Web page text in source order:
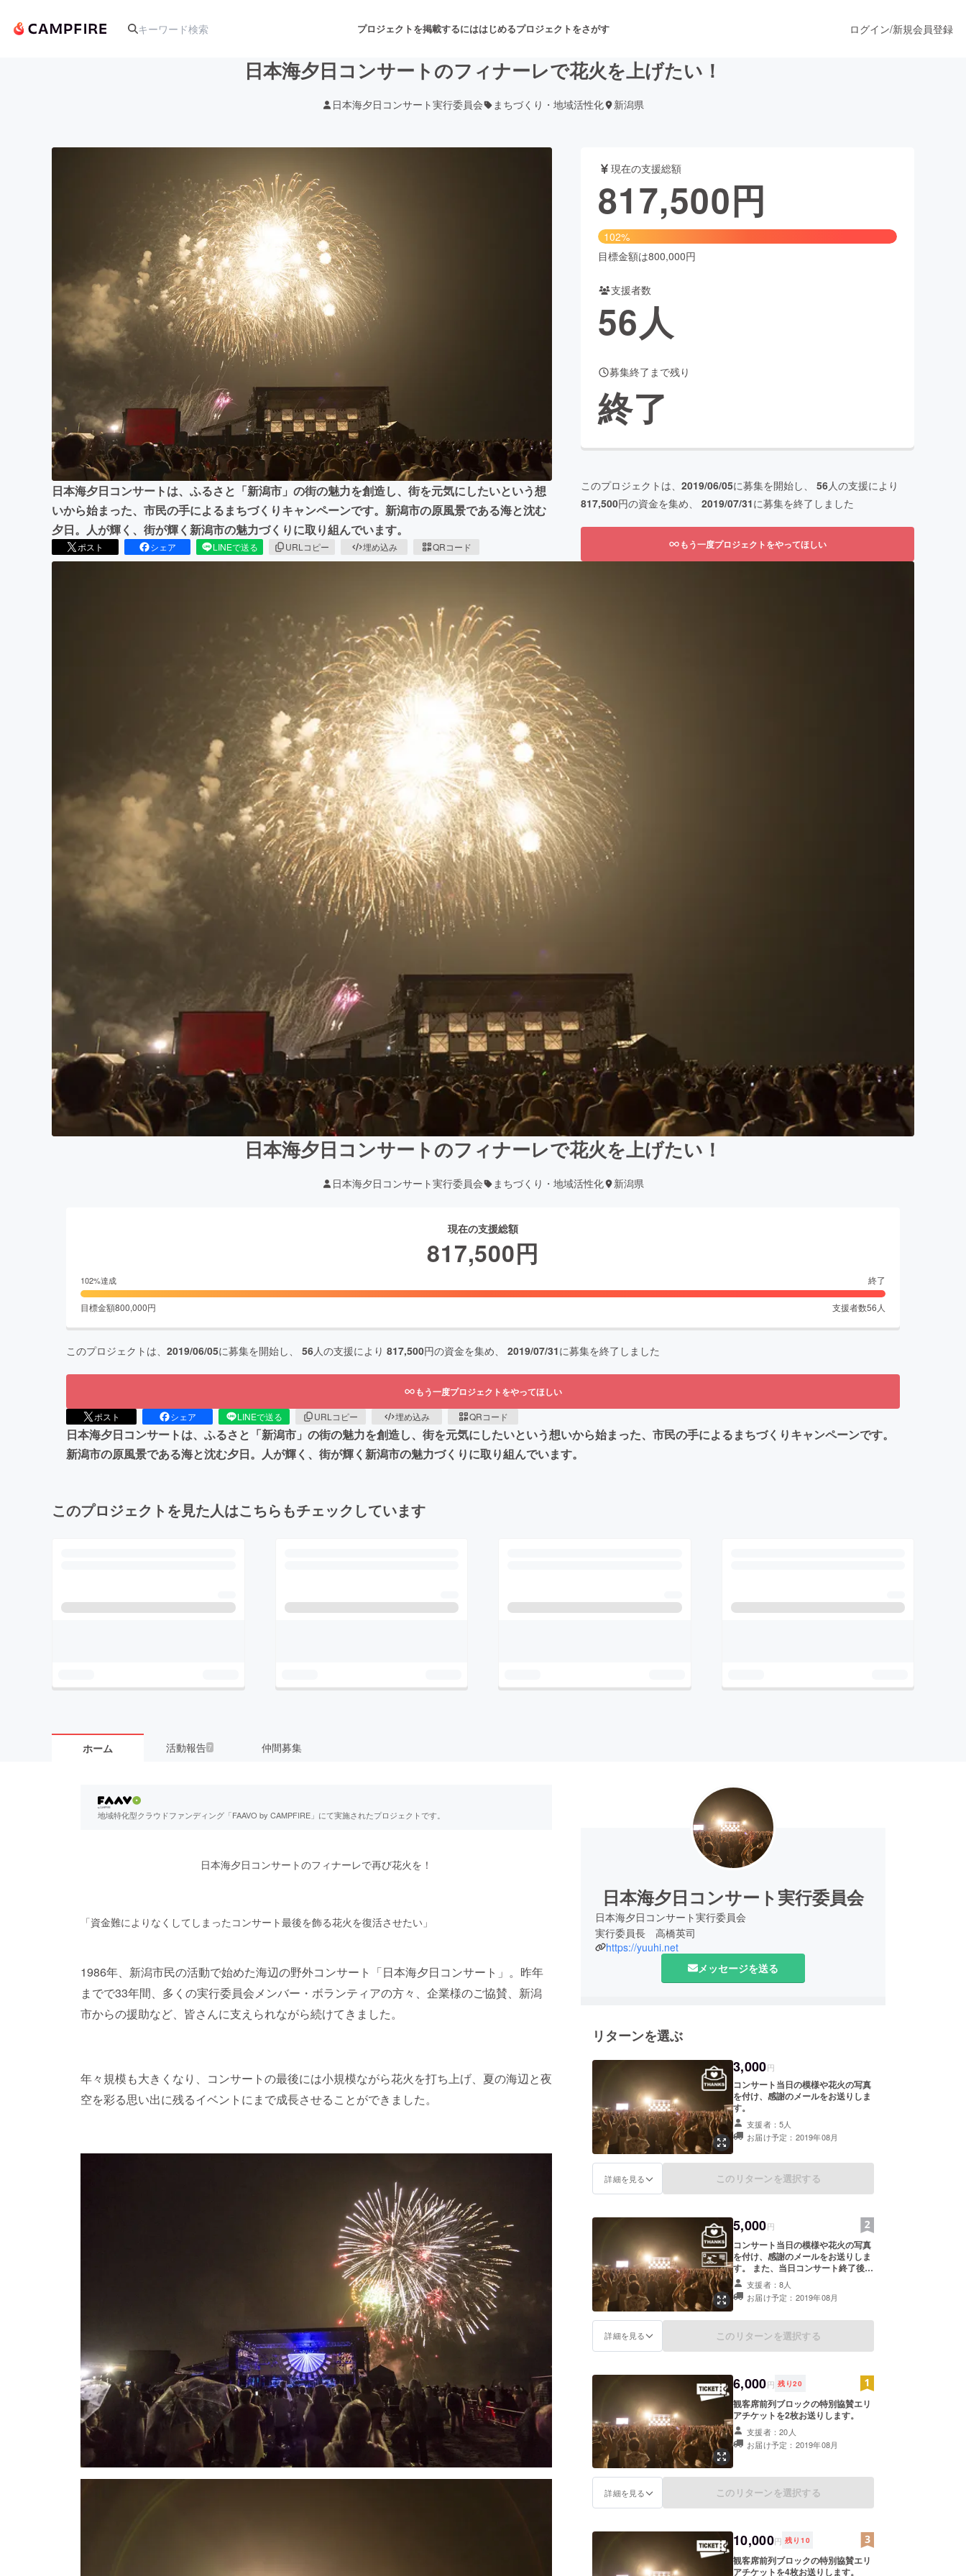
プロジェクトを掲載するにははじめるプロジェクトをさがす
アート・写真 舞台・パフォーマンス
テクノロジー・ガジェット ゲーム・サービス開発 ファッション
映像・映画 書籍・雑誌出版
ビジネス・起業 チャレンジ ビューティー・ヘルスケア
まちづくり・地域活性化
CAMPFIREふるさと納税
ログイン/新規会員登録
日本海夕日コンサートのフィナーレで花火を上げたい！
日本海夕日コンサート実行委員会 まちづくり・地域活性化 新潟県
日本海夕日コンサートは、ふるさと「新潟市」の街の魅力を創造し、街を元気にしたいという想
いから始まった、市民の手によるまちづくりキャンペーンです。新潟市の原風景である海と沈む
夕日。人が輝く、街が輝く新潟市の魅力づくりに取り組んでいます。
ポスト シェア LINEで送る URLコピー 埋め込み QRコード
現在の支援総額
817,500円
102%
目標金額は800,000円
支援者数
56人
募集終了まで残り
終了
このプロジェクトは、 2019/06/05に募集を開始し、 56人の支援により
817,500円の資金を集め、 2019/07/31に募集を終了しました
もう一度プロジェクトをやってほしい
日本海夕日コンサートのフィナーレで花火を上げたい！
日本海夕日コンサート実行委員会 まちづくり・地域活性化 新潟県
現在の支援総額
817,500円
102%達成 終了
目標金額800,000円 支援者数56 人
このプロジェクトは、 2019/06/05に募集を開始し、 56人の支援により 817,500円の資金を集め、 2019/07/31に募集を終了しました
もう一度プロジェクトをやってほしい
ポスト シェア LINEで送る URLコピー 埋め込み QRコード
日本海夕日コンサートは、ふるさと「新潟市」の街の魅力を創造し、街を元気にしたいという想いから始まった、市民の手によるまちづくりキャンペーンです。
新潟市の原風景である海と沈む夕日。人が輝く、街が輝く新潟市の魅力づくりに取り組んでいます。
このプロジェクトを見た人はこちらもチェックしています
ホーム 活動報告7 仲間募集
地域特化型クラウドファンディング「FAAVO by CAMPFIRE」にて実施されたプロジェクトです。
日本海夕日コンサートのフィナーレで再び花火を！
「資金難によりなくしてしまったコンサート最後を飾る花火を復活させたい」
1986年、新潟市民の活動で始めた海辺の野外コンサート「日本海夕日コンサート」。昨年
までで33年間、多くの実行委員会メンバー・ボランティアの方々、企業様のご協賛、新潟
市からの援助など、皆さんに支えられながら続けてきました。
年々規模も大きくなり、コンサートの最後には小規模ながら花火を打ち上げ、夏の海辺と夜
空を彩る思い出に残るイベントにまで成長させることができました。
日本海夕日コンサート実行委員会
日本海夕日コンサート実行委員会
実行委員長 高橋英司
https://yuuhi.net
メッセージを送る
リターンを選ぶ
3,000円
コンサート当日の模様や花火の写真
を付け、感謝のメールをお送りしま
す。
支援者：5人
お届け予定：2019年08月
詳細を見る このリターンを選択する
5,000円
コンサート当日の模様や花火の写真
を付け、感謝のメールをお送りしま
す。 また、当日コンサート終了後、
会場内大型スクリーンにに上映する
スタッフロールにお名前を掲載しま
す。 ※支援時、必ず備考欄にご希望
のない場合はFAAVOのユーザー名を
掲載いたします。ご了承ください。
支援者：8人
お届け予定：2019年08月
詳細を見る このリターンを選択する
6,000円 残り20
観客席前列ブロックの特別協賛エリ
アチケットを2枚お送りします。
支援者：20人
お届け予定：2019年08月
詳細を見る このリターンを選択する
10,000円 残り 10
観客席前列ブロックの特別協賛エリ
アチケットを4枚お送りします。